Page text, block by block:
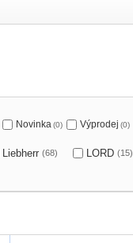
Novinka(0) Výprodej (0)
Liebherr (68) LORD (15)